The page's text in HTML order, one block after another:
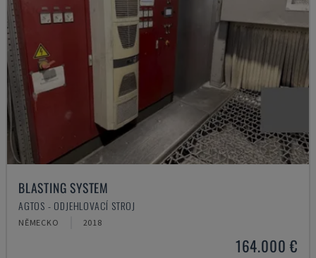
BLASTING SYSTEM
AGTOS - ODJEHLOVACÍ STROJ
NĚMECKO 2018
164.000 €